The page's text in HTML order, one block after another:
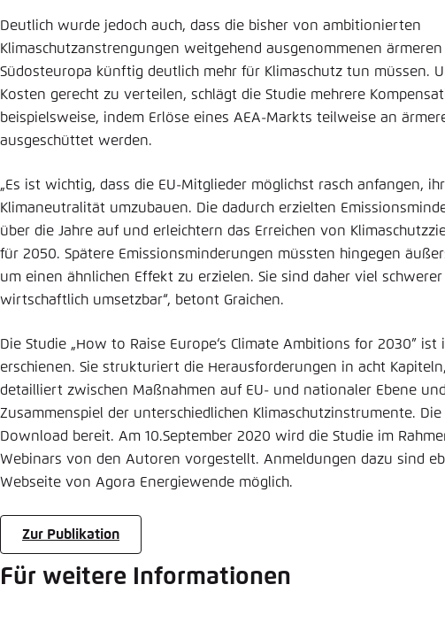
Deutlich wurde jedoch auch, dass die bisher von ambitionierten
Klimaschutzanstrengungen weitgehend ausgenommenen ärmeren
Südosteuropa künftig deutlich mehr für Klimaschutz tun müssen.
Kosten gerecht zu verteilen, schlägt die Studie mehrere
beispielsweise, indem Erlöse eines AEA-Markts teilweise an
ausgeschüttet werden.
„Es ist wichtig, dass die EU-Mitglieder möglichst rasch anfangen,
Klimaneutralität umzubauen. Die dadurch erzielten
über die Jahre auf und erleichtern das Erreichen von
für 2050. Spätere Emissionsminderungen müssten hingegen
um einen ähnlichen Effekt zu erzielen. Sie sind daher viel
wirtschaftlich umsetzbar“, betont Graichen.
Die Studie „How to Raise Europe‘s Climate Ambitions for 2030” ist
erschienen. Sie strukturiert die Herausforderungen in acht
detailliert zwischen Maßnahmen auf EU- und nationaler Ebene
Zusammenspiel der unterschiedlichen Klimaschutzinstrumente.
Download bereit. Am 10.September 2020 wird die Studie im
Webinars von den Autoren vorgestellt. Anmeldungen dazu sind
Webseite von Agora Energiewende möglich.
Zur Publikation
Für weitere Informationen